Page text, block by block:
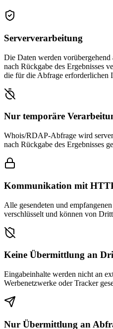
Serververarbeitung
Die Daten werden
nach Rückgabe des Ergebnisses
die für die Abfrage erforderlichen
Nur temporäre
Whois/RDAP-Abfrage wird
nach Rückgabe des Ergebnisses
Kommunikation mit
Alle gesendeten und
verschlüsselt und können von
Keine Übermittlung an
Eingabeinhalte werden nicht an
Werbenetzwerke oder Tracker
Nur Übermittlung an